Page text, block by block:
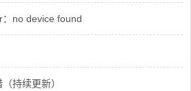
no device found
持续更新）